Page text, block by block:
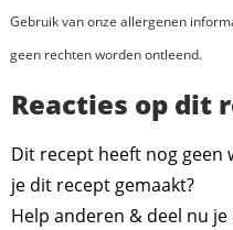
Gebruik van onze allergenen
geen rechten worden ontleend.
Reacties op dit
Dit recept heeft nog geen
je dit recept gemaakt?
Help anderen & deel nu